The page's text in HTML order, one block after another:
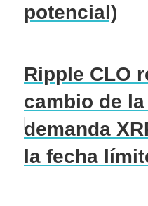
potencial)
Ripple CLO
cambio de
demanda
la fecha